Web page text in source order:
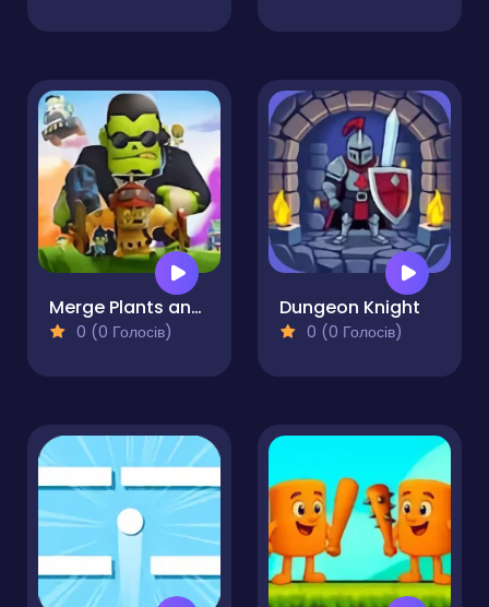
Merge Plants and Zombies
0 (0 Голосів)
Dungeon Knight
0 (0 Голосів)